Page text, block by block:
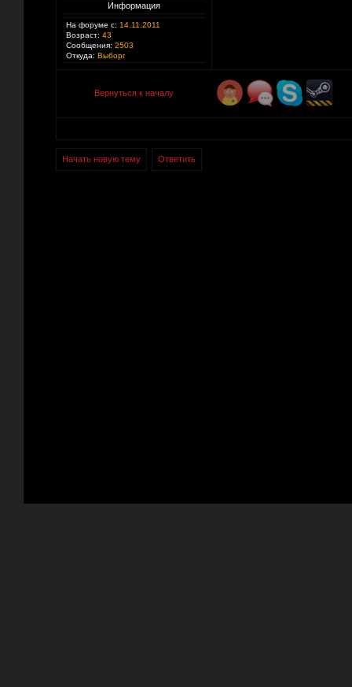
Информация
На форуме с: 14.11.2011
Возраст: 43
Сообщения: 2503
Откуда: Выборг
Вернуться к началу
Начать новую тему Ответить